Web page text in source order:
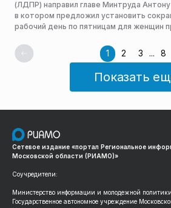
(ЛДПР) направил главе Минтруда
в котором предложил установить
рабочий день по пятницам для женщин
1 2 3 ... 8
Показать
Сетевое издание «портал Региональное
Московской области (РИАМО)»
Соучредители:
Министерство информации и молодежной
Государственное автономное учреждение